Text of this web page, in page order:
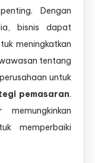
Dengan
bisnis dapat
meningkatkan
tentang
untuk
pemasaran.
memperbaiki